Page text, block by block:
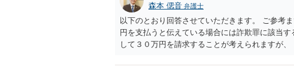
森本 偲音 弁護士
以下のとおり回答させていただきます。 ご参考
円を支払うと伝えている場合には詐欺罪に該当
して３０万円を請求することが考えられますが
には、原則として相手方の住所・氏名を把握し